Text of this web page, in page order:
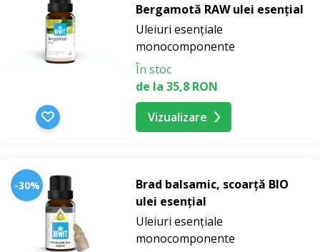
Bergamotă RAW ulei esențial
Uleiuri esențiale
monocomponente
În stoc
de la 35,8 RON
Vizualizare
-30%
Brad balsamic, scoarță BIO
ulei esențial
Uleiuri esențiale
monocomponente